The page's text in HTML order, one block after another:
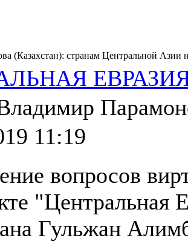
(Казахстан): странам Центральной Азии
11:19
вопросов
"Центральная
Гульжан